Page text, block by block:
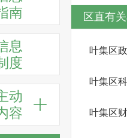
南
息
度
动
容
区直有
叶集区
叶集区
叶集区